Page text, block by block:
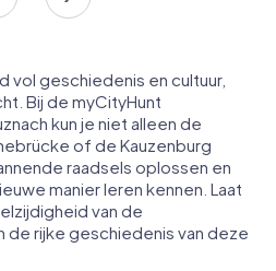
vol geschiedenis en cultuur,
Bij de myCityHunt
kun je niet alleen de
of de Kauzenburg
raadsels oplossen en
manier leren kennen. Laat
van de
de rijke geschiedenis van deze